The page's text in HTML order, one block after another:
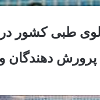
طبی کشور
دهندگان